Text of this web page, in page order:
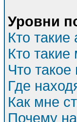
Уровни
Кто
Кто
Что такое
Где
Как мне
Почему